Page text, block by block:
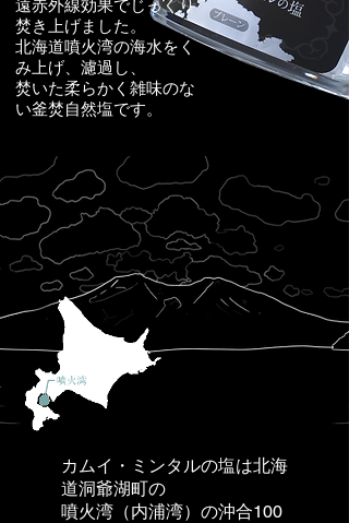
遠赤外線効果でじっくり
焚き上げました。
北海道噴火湾の海水をく
み上げ、濾過し、
焚いた柔らかく雑味のな
い釜焚自然塩です。
カムイ・ミンタルの塩は北海
道洞爺湖町の
噴火湾（内浦湾）の沖合100